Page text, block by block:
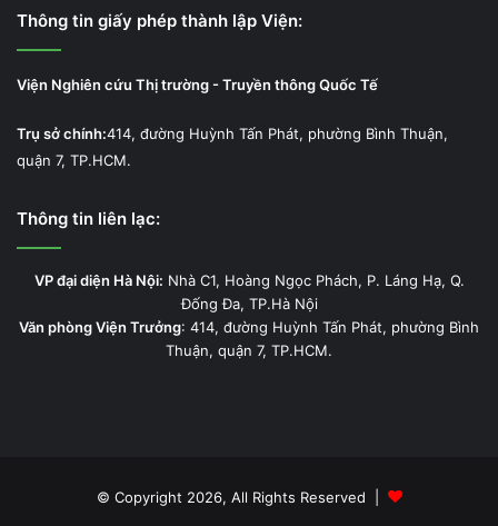
Thông tin giấy phép thành lập Viện:
Viện Nghiên cứu Thị trường - Truyền thông Quốc Tế
Trụ sở chính:414, đường Huỳnh Tấn Phát, phường Bình Thuận,
quận 7, TP.HCM.
Thông tin liên lạc:
VP đại diện Hà Nội: Nhà C1, Hoàng Ngọc Phách, P. Láng Hạ, Q.
Đống Đa, TP.Hà Nội
Văn phòng Viện Trưởng: 414, đường Huỳnh Tấn Phát, phường Bình
Thuận, quận 7, TP.HCM.
© Copyright 2026, All Rights Reserved |